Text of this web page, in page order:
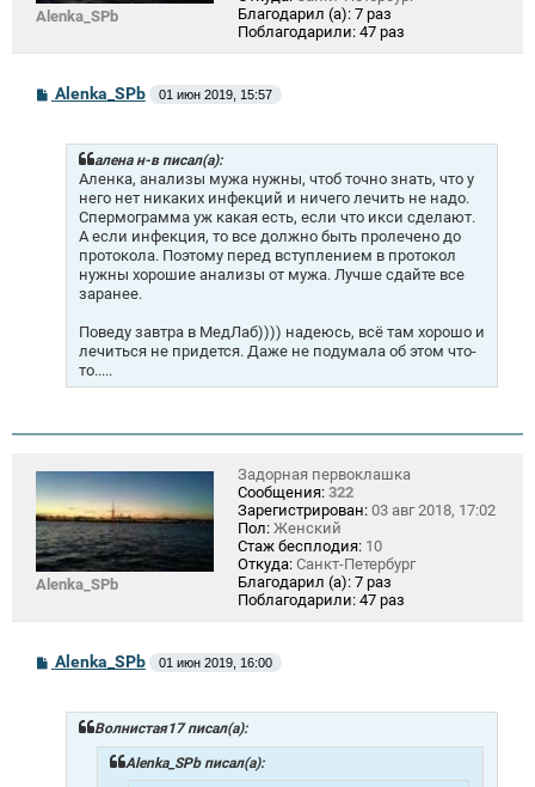
Alenka_SPb
Благодарил (а): 7 раз
Поблагодарили: 47 раз
С
о
Alenka_SPb 01 июн 2019, 15:57
алена н-в писал(а):
Аленка, анализы мужа нужны, чтоб точно знать, что у
него нет никаких инфекций и ничего лечить не надо.
Спермограмма уж какая есть, если что икси сделают.
А если инфекция, то все должно быть пролечено до
протокола. Поэтому перед вступлением в протокол
нужны хорошие анализы от мужа. Лучше сдайте все
заранее.
Поведу завтра в МедЛаб)))) надеюсь, всё там хорошо и
лечиться не придется. Даже не подумала об этом что-
то.....
Alenka_SPb
Задорная первоклашка
Сообщения: 322
Зарегистрирован: 03 авг 2018, 17:02
Пол: Женский
Стаж бесплодия: 10
Откуда: Санкт-Петербург
Благодарил (а): 7 раз
Поблагодарили: 47 раз
С
Alenka_SPb 01 июн 2019, 16:00
Волнистая17 писал(а):
Alenka_SPb писал(а):